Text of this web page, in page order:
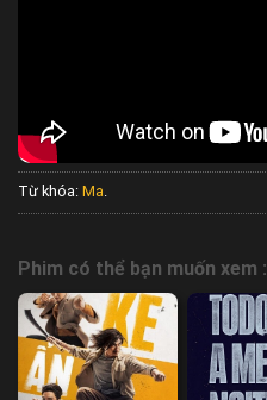
Từ khóa: Ma
Phim có thể bạn muốn xem :